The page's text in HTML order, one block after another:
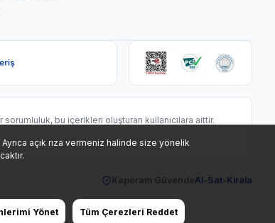
bu içerikleri oluşturan kullanıcılara aittir.
Kaporam GüvendeAl-Sat-Kirala
açık rıza vermeniz halinde size yönelik
Yönet Tüm Çerezleri Reddet